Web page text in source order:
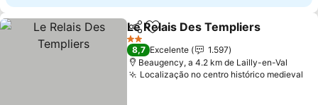
PartilharAdicionar aos favoritos
Le Relais Des Templiers
2 Estrelas
8,7 Excelente
1.597
Beaugency, a 4.2 km de Lailly-en-Val
Localização no centro histórico medieval